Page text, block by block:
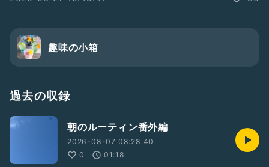
趣味の小箱
過去の収録
朝のルーティン番外編
2026-08-07 08:28:40
0
01:18